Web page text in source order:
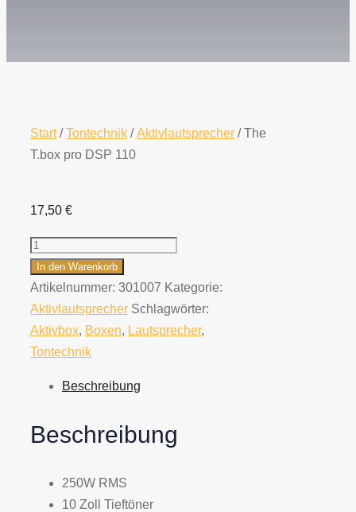
Start/Tontechnik /Aktivlautsprecher / The
T.box pro DSP 110
17,50 €
The
T.box
pro
DSP
110
Menge
In den Warenkorb
Artikelnummer: 301007 Kategorie:
Aktivlautsprecher Schlagwörter:
Aktivbox, Boxen, Lautsprecher,
Tontechnik
Beschreibung
Beschreibung
250W RMS
10 Zoll Tieftöner